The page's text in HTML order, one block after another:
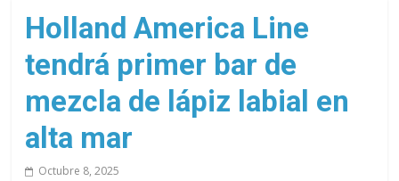
de
cruceros
en
solo
Holland America Line
tendrá primer bar de
mezcla de lápiz labial en
alta mar
Octubre 8, 2025